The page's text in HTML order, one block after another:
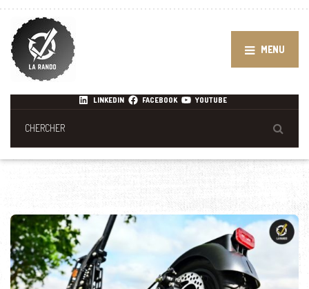
MENU
LINKEDIN FACEBOOK YOUTUBE